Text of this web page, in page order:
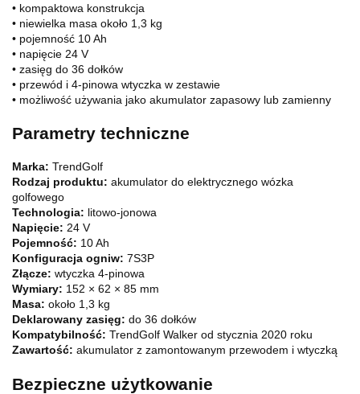
• kompaktowa konstrukcja
• niewielka masa około 1,3 kg
• pojemność 10 Ah
• napięcie 24 V
• zasięg do 36 dołków
• przewód i 4-pinowa wtyczka w zestawie
• możliwość używania jako akumulator zapasowy lub zamienny
Parametry techniczne
Marka: TrendGolf
Rodzaj produktu: akumulator do elektrycznego wózka
golfowego
Technologia: litowo-jonowa
Napięcie: 24 V
Pojemność: 10 Ah
Konfiguracja ogniw: 7S3P
Złącze: wtyczka 4-pinowa
Wymiary: 152 × 62 × 85 mm
Masa: około 1,3 kg
Deklarowany zasięg: do 36 dołków
Kompatybilność: TrendGolf Walker od stycznia 2020 roku
Zawartość: akumulator z zamontowanym przewodem i wtyczką
Bezpieczne użytkowanie